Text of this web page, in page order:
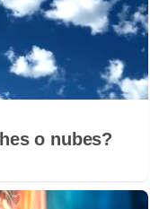
o nubes?